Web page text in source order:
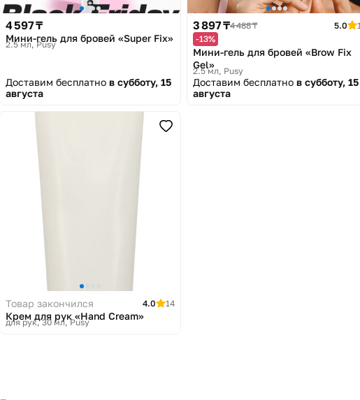
4 597 ₸
Мини-гель для бровей «Super Fix»
2.5 мл Pusy
Доставим бесплатно в субботу, 15
августа
3 897 ₸4 488 ₸ 5.0
1
-13%
Мини-гель для бровей «Brow Fix
Gel»
2.5 мл Pusy
Доставим бесплатно в субботу, 15
августа
Товар закончился 4.0 14
Крем для рук «Hand Cream»
для рук, 30 мл Pusy